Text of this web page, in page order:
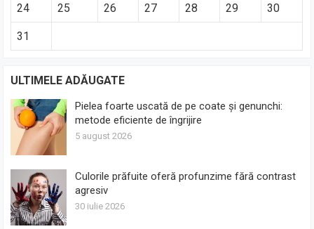
24 25 26 27 28 29 30
31
ULTIMELE ADĂUGATE
Pielea foarte uscată de pe coate și genunchi:
metode eficiente de îngrijire
5 august 2026
Culorile prăfuite oferă profunzime fără contrast
agresiv
30 iulie 2026